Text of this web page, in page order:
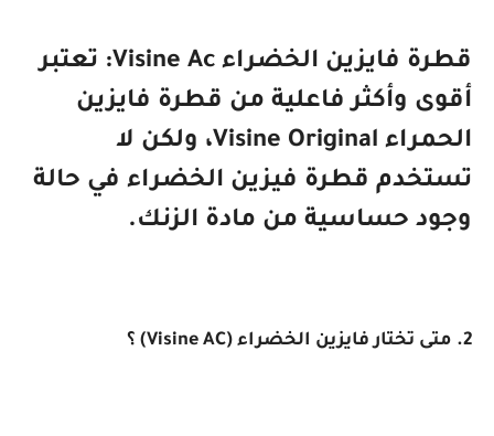
قطرة فايزين الخضراء Visine Ac: تعتبر
وأكثر فاعلية من قطرة فايزين
الحمراء Visine Original، ولكن لا
قطرة فيزين الخضراء في حالة
حساسية من مادة الزنك.